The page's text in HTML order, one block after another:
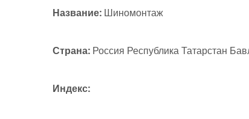
Название: Шиномонтаж
Страна: Россия Республика Татарстан
Индекс: